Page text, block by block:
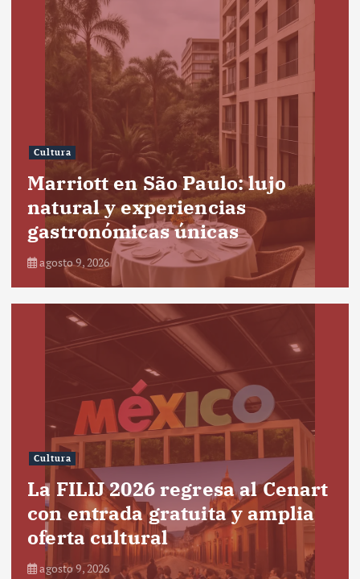
Cultura
Marriott en São Paulo: lujo
natural y experiencias
gastronómicas únicas
agosto 9, 2026
Cultura
La FILIJ 2026 regresa al Cenart
con entrada gratuita y amplia
oferta cultural
agosto 9, 2026